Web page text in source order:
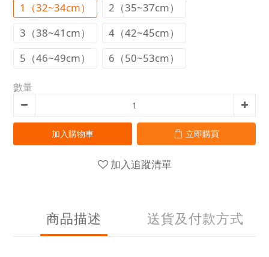
1（32~34cm）
2（35~37cm）
3（38~41cm）
4（42~45cm）
5（46~49cm）
6（50~53cm）
數量
加入購物車 立即購買
加入追蹤清單
商品描述 送貨及付款方式